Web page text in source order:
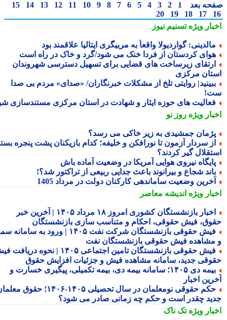
بعد 1
2
3
4
5
6
7
8
9
10
11
12
13
14
15
17
18
19
20
ویژهتسنیم نیوز
گواردیولا واقعاً به مربیگری ایتالیا علاقمند بود
کردستان از فردا خنک می شود/گرد و خاک در راه است
زیرساخت های قضایی برای تسهیل دسترسی شهروندان
مرکزی
روایتی تلخ از مشکلات خبرنگاران/ «صدای» مردم بی صدا
های حوزه ایثار و شهادت در استان مرکزی مستندسازی شود
ویژهروز نو
جمشیدی به زیر خاکی می رسد؟
سردار آزمون تا نورافکن و خلیفه؛ کدام بازیکنان پشت پنجره بسته
گیر کردند؟
نیروی هوایی آمریکا در وضعیت آماده باش
شجاع و بیرانوند باعث جدایی ربیعی از تراکتور شد؟!
وضعیت ساماندهی کارکنان دولت در مرداد 1405
ویژهاندیشه معاصر
اخبار بازنشستگان کشوری امروز ۱۸ مرداد ۱۴۰۵ | آخرین خبر
فیش حقوقی، احکام و متناسب سازی بازنشستگان
فیش حقوقی بازنشستگان شرکت نفت ۱۴۰۵ | ورود به سامانه سما
فیش حقوقی بازنشستگان نفت
فیش حقوقی بازنشستگان تامین اجتماعی ۱۴۰۵ | نحوه دریافت فیش
جدید، سامانه مشاهده فیش و جزئیات افزایش حقوق
بیمه دی ۱۴۰۵؛ سامانه بیمه دی، بیمه تکمیلی، پیگیری خسارت و
اخبار
حکم حقوقی نومعلمان در سال تحصیلی ۱۴۰۵-۱۴۰۶؛ حقوق معلمان
چقدر است و حکم چه زمانی صادر می شود؟
ویژهتک ناک